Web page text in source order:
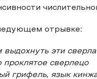
отрывке:
выдохнуть эти
проклятое сверлецо
грифель, язык